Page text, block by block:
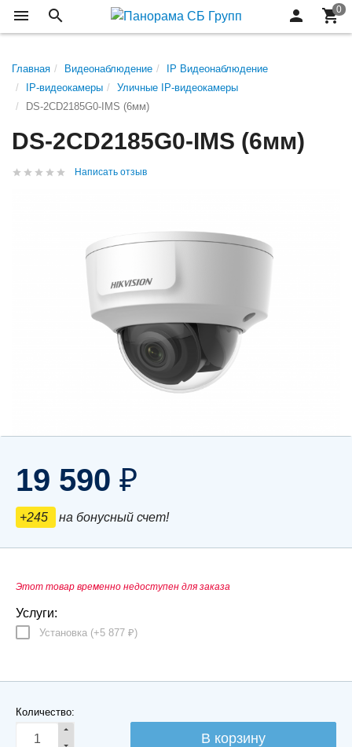
Главная Видеонаблюдение
IP Видеонаблюдение
IP-видеокамеры
Уличные IP-видеокамеры
DS-2CD2185G0-IMS (6мм)
DS-2CD2185G0-IMS (6мм)
Написать отзыв
19 590 ₽
+245 на бонусный счет!
Этот товар временно недоступен для заказа
Услуги:
Установка (+5 877 ₽)
Количество: